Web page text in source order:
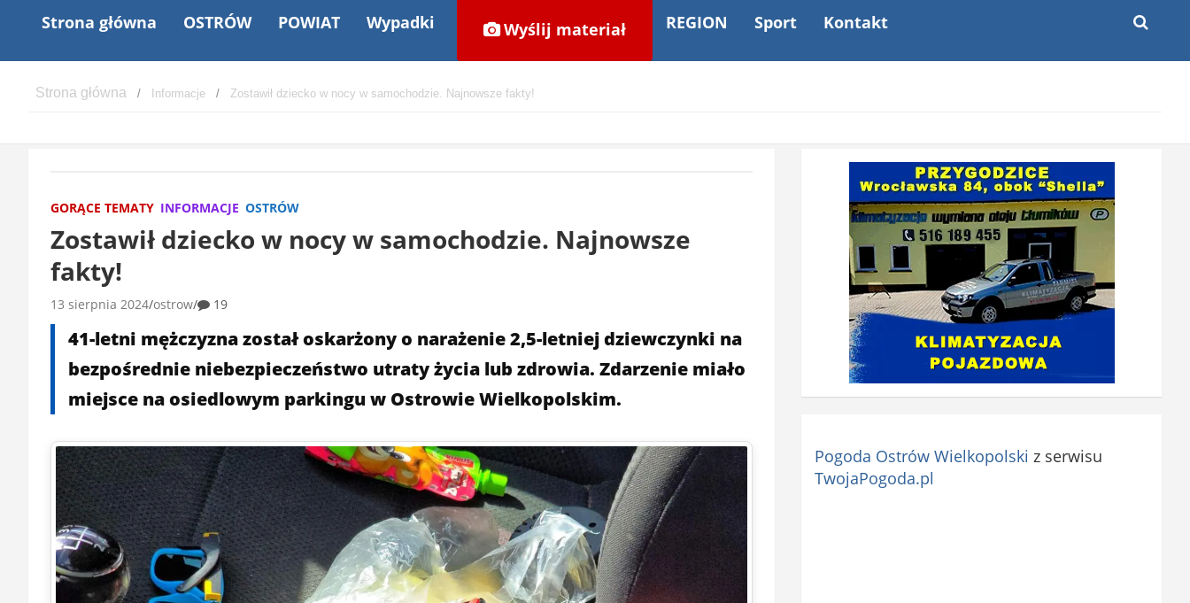
Strona główna OSTRÓW POWIAT Wypadki Wyślij materiał REGION Sport Kontakt
Informacje Zostawił dziecko w nocy w samochodzie. Najnowsze fakty!
GORĄCE TEMATY INFORMACJE OSTRÓW
Zostawił dziecko w nocy w samochodzie. Najnowsze
fakty!
13 sierpnia 2024 ostrow 19
41-letni mężczyzna został oskarżony o narażenie 2,5-letniej dziewczynki na
bezpośrednie niebezpieczeństwo utraty życia lub zdrowia. Zdarzenie miało
miejsce na osiedlowym parkingu w Ostrowie Wielkopolskim.
Pogoda Ostrów Wielkopolski z serwisu
TwojaPogoda.pl